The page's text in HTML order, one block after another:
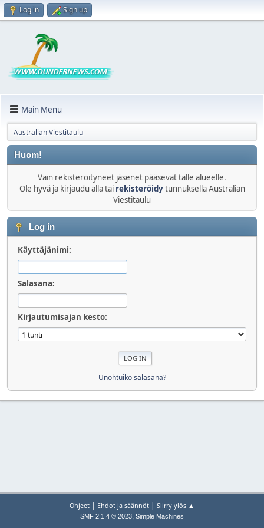
Log in Sign up
Main Menu
Australian Viestitaulu
Huom!
Vain rekisteröityneet jäsenet pääsevät tälle alueelle.
Ole hyvä ja kirjaudu alla tai rekisteröidytunnuksella Australian
Viestitaulu
Log in
Käyttäjänimi:
Salasana:
Kirjautumisajan kesto:
Unohtuiko salasana?
Ohjeet | Ehdot ja säännöt | Siirry ylös ▲
SMF 2.1.4 © 2023, Simple Machines